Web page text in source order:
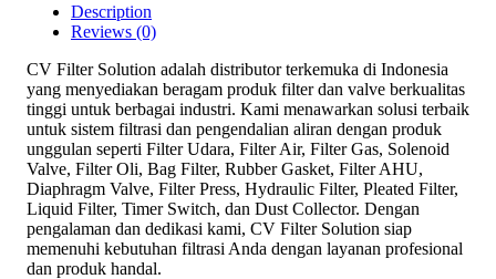
Description
Reviews (0)
CV Filter Solution adalah distributor terkemuka di Indonesia
yang menyediakan beragam produk filter dan valve berkualitas
tinggi untuk berbagai industri. Kami menawarkan solusi terbaik
untuk sistem filtrasi dan pengendalian aliran dengan produk
unggulan seperti Filter Udara, Filter Air, Filter Gas, Solenoid
Valve, Filter Oli, Bag Filter, Rubber Gasket, Filter AHU,
Diaphragm Valve, Filter Press, Hydraulic Filter, Pleated Filter,
Liquid Filter, Timer Switch, dan Dust Collector. Dengan
pengalaman dan dedikasi kami, CV Filter Solution siap
memenuhi kebutuhan filtrasi Anda dengan layanan profesional
dan produk handal.